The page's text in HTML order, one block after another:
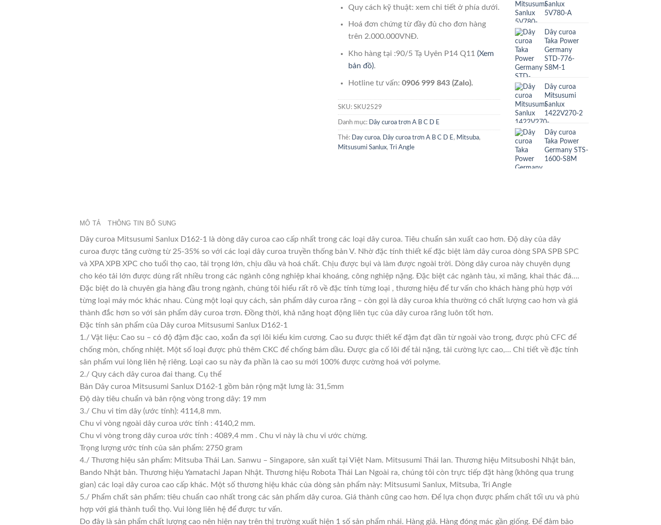
Quy cách kỹ thuật: xem chi tiết ở phía dưới.
Hoá đơn chứng từ đầy đủ cho đơn hàng
trên 2.000.000VNĐ.
Kho hàng tại :90/5 Tạ Uyên P14 Q11 (Xem
bản đồ).
Hotline tư vấn: 0906 999 843 (Zalo).
SKU: SKU2529
Danh mục: Dây curoa trơn A B C D E
Thẻ: Day curoa, Dây curoa trơn A B C D E , Mitsuba,
Mitsusumi Sanlux, Tri Angle
Sanlux
5V780-A
Dây curoa
Taka Power
Germany
STD-776-
S8M-1
Dây curoa
Mitsusumi
Sanlux
1422V270-2
Dây curoa
Taka Power
Germany STS-
1600-S8M
MÔ TẢ THÔNG TIN BỔ SUNG
Dây curoa Mitsusumi Sanlux D162-1 là dòng dây curoa cao cấp nhất trong các loại dây curoa. Tiêu chuẩn sản xuất cao hơn. Độ dày của dây
curoa được tăng cường từ 25-35% so với các loại dây curoa truyền thống bản V. Nhờ đặc tính thiết kế đặc biệt làm dây curoa dòng SPA SPB SPC
và XPA XPB XPC cho tuổi thọ cao, tải trọng lớn, chịu dầu và hoá chất. Chịu được bụi và làm được ngoài trời. Dòng dây curoa này chuyên dụng
cho kéo tải lớn được dùng rất nhiều trong các ngành công nghiệp khai khoáng, công nghiệp nặng. Đặc biệt các ngành tàu, xi măng, khai thác đá….
Đặc biệt do là chuyên gia hàng đầu trong ngành, chúng tôi hiểu rất rõ về đặc tính từng loại , thương hiệu để tư vấn cho khách hàng phù hợp với
từng loại máy móc khác nhau. Cùng một loại quy cách, sản phẩm dây curoa răng – còn gọi là dây curoa khía thường có chất lượng cao hơn và giá
thành đắc hơn so với sản phẩm dây curoa trơn. Đồng thời, khả năng hoạt động liên tục của dây curoa răng luôn tốt hơn.
Đặc tính sản phẩm của Dây curoa Mitsusumi Sanlux D162-1
1./ Vật liệu: Cao su – có độ đậm đặc cao, xoắn đa sợi lõi kiểu kim cương. Cao su được thiết kế đậm đạt dần từ ngoài vào trong, được phủ CFC để
chống mòn, chống nhiệt. Một số loại được phủ thêm CKC để chống bám dầu. Được gia cố lõi để tải nặng, tải cường lực cao,… Chi tiết về đặc tính
sản phẩm vui lòng liên hệ riêng. Loại cao su này đa phần là cao su mới 100% được cường hoá với polyme.
2./ Quy cách dây curoa đai thang. Cụ thể
Bản Dây curoa Mitsusumi Sanlux D162-1 gồm bản rộng mặt lưng là: 31,5mm
Độ dày tiêu chuẩn và bản rộng vòng trong dây: 19 mm
3./ Chu vi tim dây (ước tính): 4114,8 mm.
Chu vi vòng ngoài dây curoa ước tính : 4140,2 mm.
Chu vi vòng trong dây curoa ước tính : 4089,4 mm . Chu vi này là chu vi ước chừng.
Trọng lượng ước tính của sản phẩm: 2750 gram
4./ Thương hiệu sản phẩm: Mitsuba Thái Lan. Sanwu – Singapore, sản xuất tại Việt Nam. Mitsusumi Thái lan. Thương hiệu Mitsuboshi Nhật bản,
Bando Nhật bản. Thương hiệu Yamatachi Japan Nhật. Thương hiệu Robota Thái Lan Ngoài ra, chúng tôi còn trực tiếp đặt hàng (không qua trung
gian) các loại dây curoa cao cấp khác. Một số thương hiệu khác của dòng sản phẩm này: Mitsusumi Sanlux, Mitsuba, Tri Angle
5./ Phẩm chất sản phẩm: tiêu chuẩn cao nhất trong các sản phẩm dây curoa. Giá thành cũng cao hơn. Để lựa chọn được phẩm chất tối ưu và phù
hợp với giá thành tuổi thọ. Vui lòng liên hệ để được tư vấn.
Do đây là sản phẩm chất lượng cao nên hiện nay trên thị trường xuất hiện 1 số sản phẩm nhái. Hàng giả. Hàng đóng mác gần giống. Để đảm bảo